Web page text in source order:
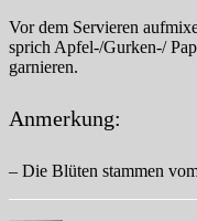
Vor dem Servieren
sprich Apfel-/Gurken-/
garnieren.
Anmerkung:
– Die Blüten stammen